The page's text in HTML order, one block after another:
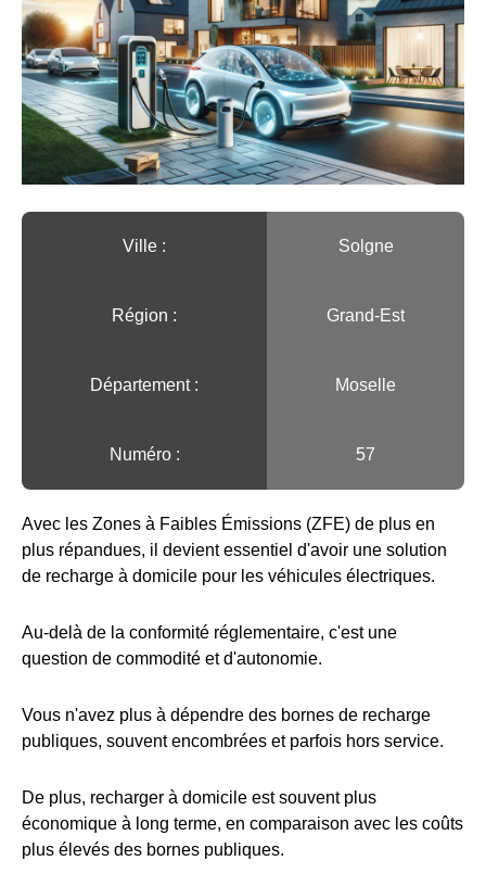
Ville :️ Solgne
Région :️ Grand-Est
Département : Moselle
Numéro : 57
Avec les Zones à Faibles Émissions (ZFE) de plus en
plus répandues, il devient essentiel d'avoir une solution
de recharge à domicile pour les véhicules électriques.
Au-delà de la conformité réglementaire, c'est une
question de commodité et d'autonomie.
Vous n'avez plus à dépendre des bornes de recharge
publiques, souvent encombrées et parfois hors service.
De plus, recharger à domicile est souvent plus
économique à long terme, en comparaison avec les coûts
plus élevés des bornes publiques.